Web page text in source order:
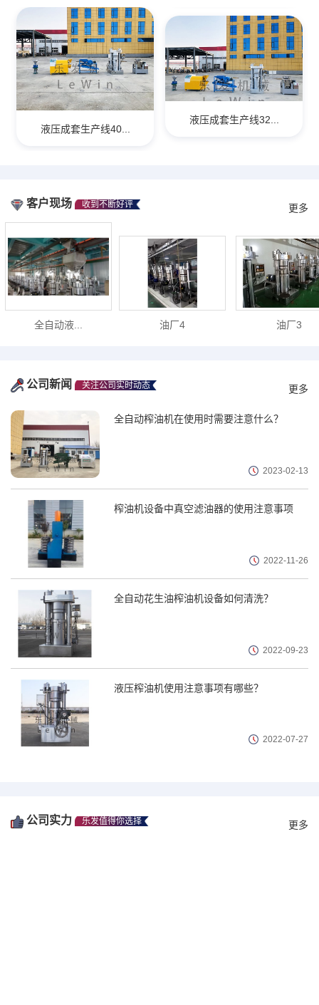
液压成套生产线40...
液压成套生产线32...
客户现场 收到不断好评 更多
全自动液... 油厂4 油厂3
公司新闻 关注公司实时动态 更多
全自动榨油机在使用时需要注意什么？
2023-02-13
榨油机设备中真空滤油器的使用注意事项
2022-11 -26
全自动花生油榨油机设备如何清洗？
2022-09-23
液压榨油机使用注意事项有哪些？
2022-07-27
公司实力 乐发值得你选择 更多